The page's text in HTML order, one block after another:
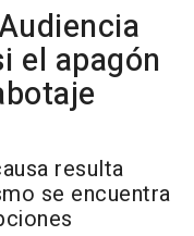
el apagón
resulta
se encuentra